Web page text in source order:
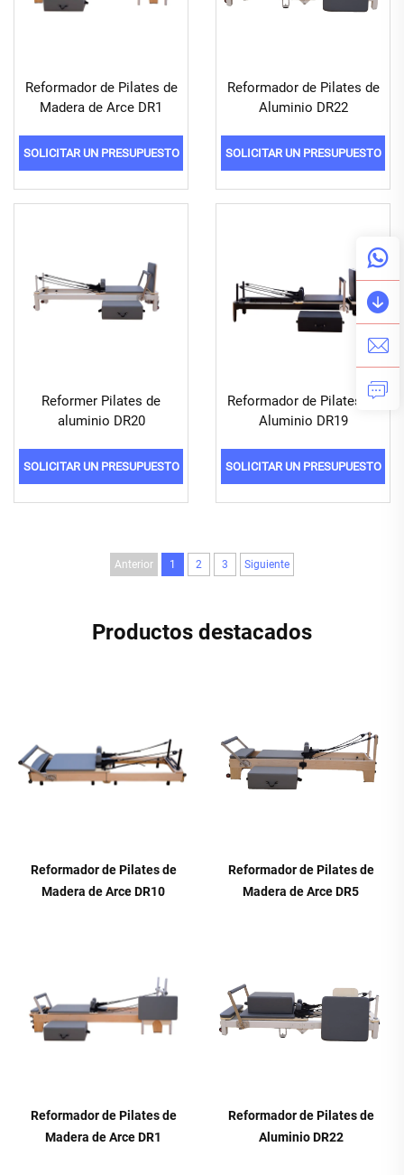
Reformador de Pilates de
Madera de Arce DR1
SOLICITAR UN PRESUPUESTO
Reformador de Pilates de
Aluminio DR22
SOLICITAR UN PRESUPUESTO
Reformer Pilates de
aluminio DR20
SOLICITAR UN PRESUPUESTO
Reformador de Pilates de
Aluminio DR19
SOLICITAR UN PRESUPUESTO
Anterior 1 2 3 Siguiente
Productos destacados
Reformador de Pilates de
Madera de Arce DR10
Reformador de Pilates de
Madera de Arce DR5
Reformador de Pilates de
Madera de Arce DR1
Reformador de Pilates de
Aluminio DR22